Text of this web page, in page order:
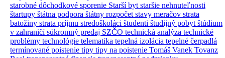
starobné dôchodkové sporenie Starší byt staršie nehnuteľnosti
štartupy štátna podpora štátny rozpočet stavy meračov strata
batožiny strata príjmu stredoškoláci študenti študijný pobyt štúdium
v zahraničísúkromný predaj SZČO technická analýza technické
problémy technológie telematika tepelná izolácia tepelné čerpadlá
termínované poistenie tipy tipy na poistenie Tomáš Vanek Tovanz